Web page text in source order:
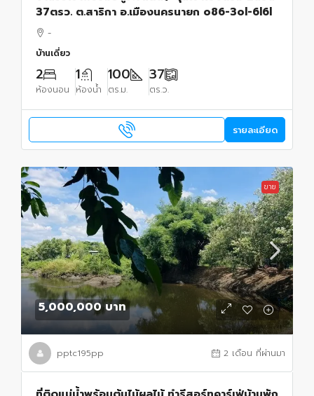
37ตรว. ต.สาริกา อ.เมืองนครนายก o86-3ol-6l6l
-
บ้านเดี่ยว
2
ห้องนอน
1
ห้องน้ำ
100
ตร.ม.
37
ตร.ว.
รายละเอียด
ขาย
5,000,000 บาท
pptc195pp 2 เดือน ที่ผ่านมา